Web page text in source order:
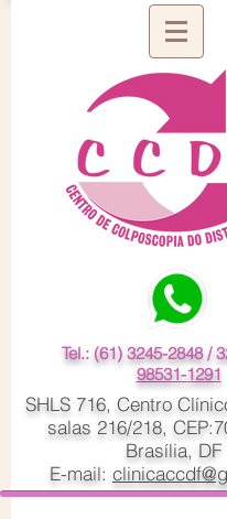
Tel.: (61) 3245-2848/
98531-1291
SHLS 716, Centro
salas 216/218, CEP:
Brasília, DF
E-mail: